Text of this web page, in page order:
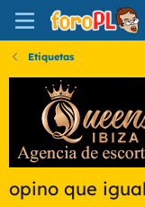
Etiquetas
opino que